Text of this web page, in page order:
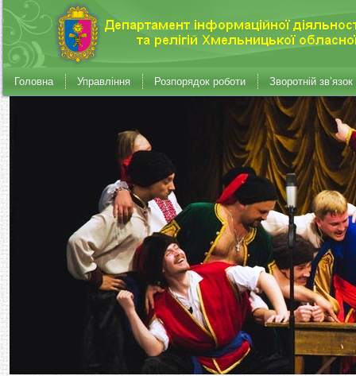
Головна Управління Розпорядок роботи Зворотній зв’язок